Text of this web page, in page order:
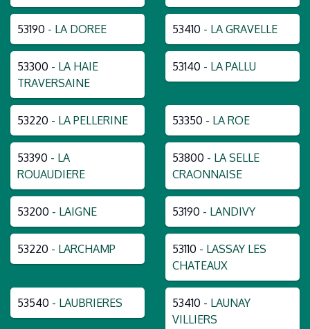
53190 - LA DOREE 53410 - LA GRAVELLE
53300 - LA HAIE
TRAVERSAINE
53140 - LA PALLU
53220 - LA PELLERINE 53350 - LA ROE
53390 - LA
ROUAUDIERE
53800 - LA SELLE
CRAONNAISE
53200 - LAIGNE 53190 - LANDIVY
53220 - LARCHAMP 53110 - LASSAY LES
CHATEAUX
53540 - LAUBRIERES 53410 - LAUNAY
VILLIERS